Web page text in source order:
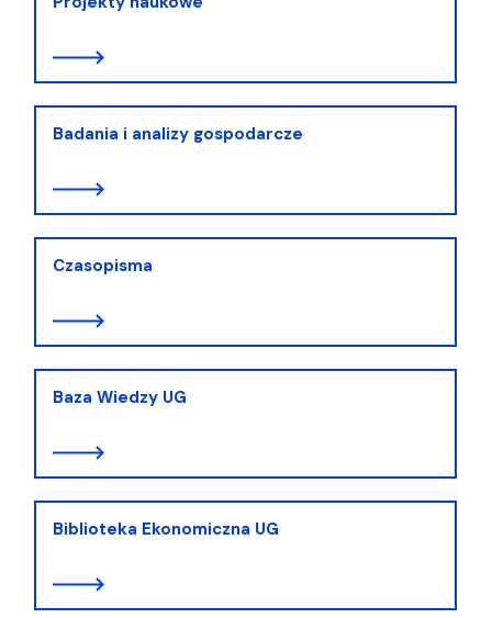
Badania i analizy gospodarcze
Czasopisma
Baza Wiedzy UG
Biblioteka Ekonomiczna UG